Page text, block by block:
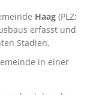
Haag (PLZ:
erfasst und
Stadien.
in einer